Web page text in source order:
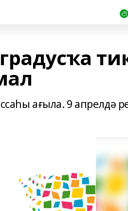
ағыла. 9 апрелдә